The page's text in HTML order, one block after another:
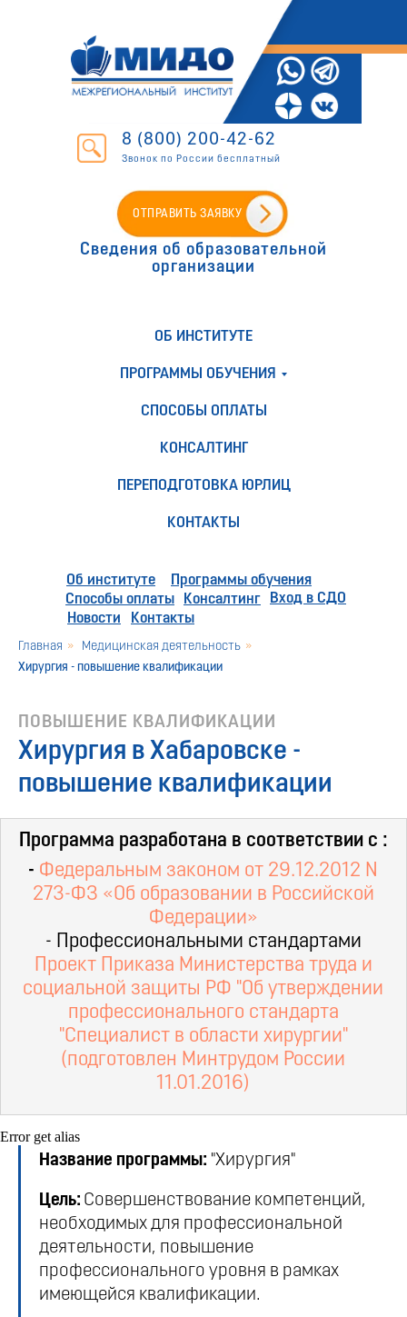
8 (800) 200-42-62
Звонок по России бесплатный
ОТПРАВИТЬ ЗАЯВКУ
Сведения об образовательной
организации
ОБ ИНСТИТУТЕ
ПРОГРАММЫ ОБУЧЕНИЯ
СПОСОБЫ ОПЛАТЫ
КОНСАЛТИНГ
ПЕРЕПОДГОТОВКА ЮРЛИЦ
КОНТАКТЫ
Об институте
Программы обучения
Способы оплаты
Консалтинг
Новости
Вход в СДО
Контакты
Главная » Медицинская деятельность »
Хирургия - повышение квалификации
ПОВЫШЕНИЕ КВАЛИФИКАЦИИ
Хирургия в Хабаровске -
повышение квалификации
Программа разработана в соответствии с :
- Федеральным законом от 29.12.2012 N
273-ФЗ «Об образовании в Российской
Федерации»
- Профессиональными стандартами
Проект Приказа Министерства труда и
социальной защиты РФ "Об утверждении
профессионального стандарта
"Специалист в области хирургии"
(подготовлен Минтрудом России
11.01.2016)
Error get alias
Название программы: "Хирургия"
Цель: Совершенствование компетенций,
необходимых для профессиональной
деятельности, повышение
профессионального уровня в рамках
имеющейся квалификации.